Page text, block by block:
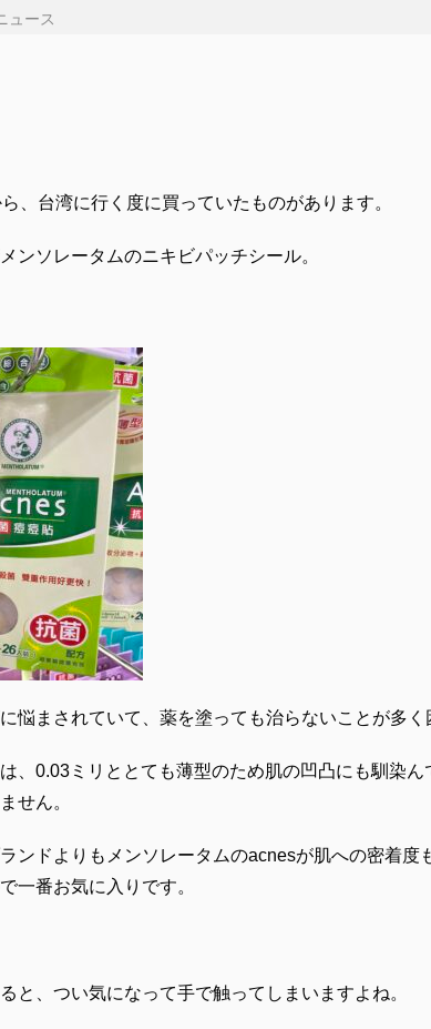
ュース
、台湾に行く度に買っていたものがあります。
ンソレータムのニキビパッチシール。
悩まされていて、薬を塗っても治らないことが多く
、0.03ミリととても薄型のため肌の凹凸にも馴染
せん。
ンドよりもメンソレータムのacnesが肌への密着度
一番お気に入りです。
と、つい気になって手で触ってしまいますよね。